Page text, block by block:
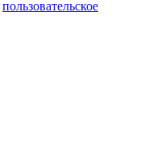
пользовательское